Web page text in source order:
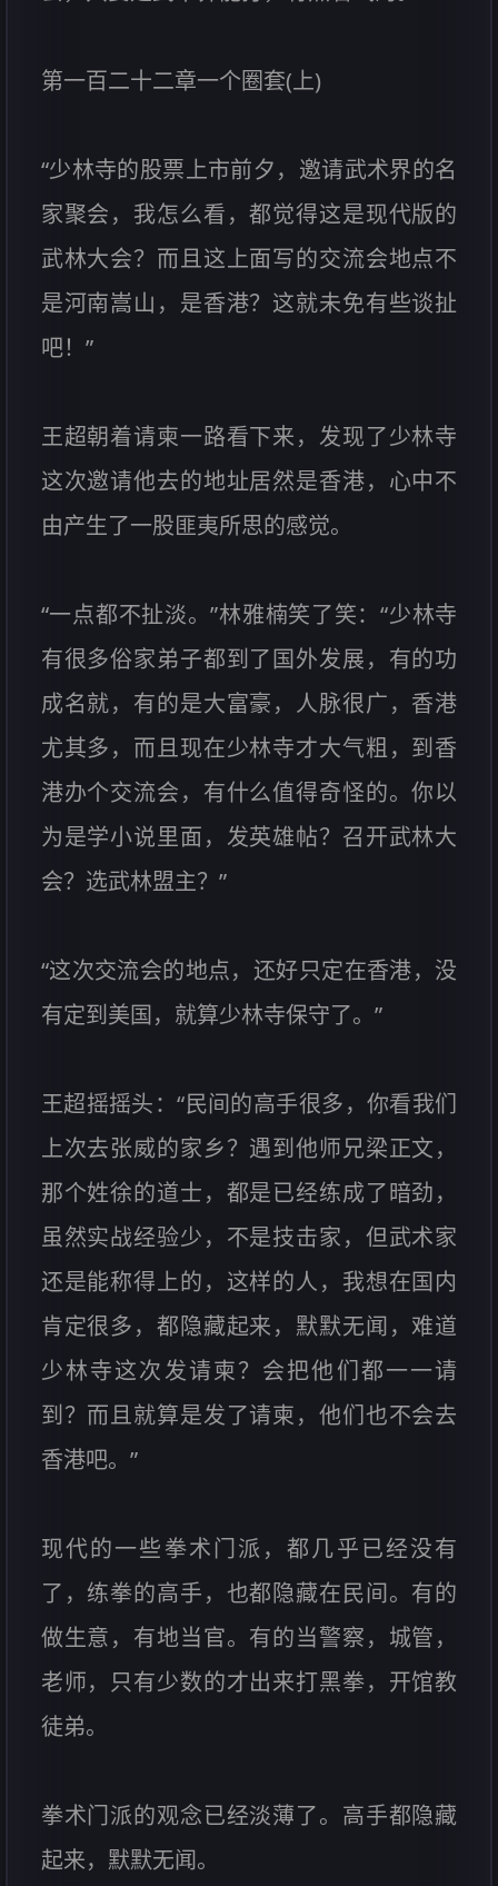
第一百二十二章一个圈套(上)
“少林寺的股票上市前夕，邀请武术界的名
家聚会，我怎么看，都觉得这是现代版的
武林大会？而且这上面写的交流会地点不
是河南嵩山，是香港？这就未免有些谈扯
吧！”
王超朝着请柬一路看下来，发现了少林寺
这次邀请他去的地址居然是香港，心中不
由产生了一股匪夷所思的感觉。
“一点都不扯淡。”林雅楠笑了笑：“少林寺
有很多俗家弟子都到了国外发展，有的功
成名就，有的是大富豪，人脉很广，香港
尤其多，而且现在少林寺才大气粗，到香
港办个交流会，有什么值得奇怪的。你以
为是学小说里面，发英雄帖？召开武林大
会？选武林盟主？”
“这次交流会的地点，还好只定在香港，没
有定到美国，就算少林寺保守了。”
王超摇摇头：“民间的高手很多，你看我们
上次去张威的家乡？遇到他师兄梁正文，
那个姓徐的道士，都是已经练成了暗劲，
虽然实战经验少，不是技击家，但武术家
还是能称得上的，这样的人，我想在国内
肯定很多，都隐藏起来，默默无闻，难道
少林寺这次发请柬？会把他们都一一请
到？而且就算是发了请柬，他们也不会去
香港吧。”
现代的一些拳术门派，都几乎已经没有
了，练拳的高手，也都隐藏在民间。有的
做生意，有地当官。有的当警察，城管，
老师，只有少数的才出来打黑拳，开馆教
徒弟。
拳术门派的观念已经淡薄了。高手都隐藏
起来，默默无闻。